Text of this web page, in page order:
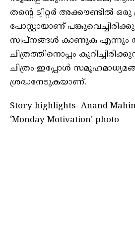
തന്റെ ട്വിറ്റർ അക്കൗണ്ടിൽ
പോസ്റ്റായാണ്
സ്വപ്‌നങ്ങൾ കാണുക എന്നും
ചിത്രത്തിനൊപ്പം
ചിത്രം ഇപ്പോൾ
ശ്രദ്ധനേടുകയാണ്.
Story highlights- Anand
‘Monday Motivation’ photo